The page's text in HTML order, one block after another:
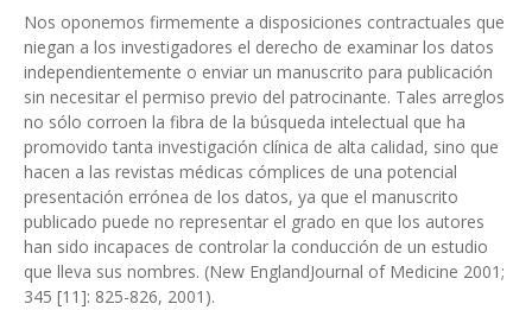
Nos oponemos firmemente a disposiciones contractuales que
niegan a los investigadores el derecho de examinar los datos
independientemente o enviar un manuscrito para publicación
sin necesitar el permiso previo del patrocinante. Tales arreglos
no sólo corroen la fibra de la búsqueda intelectual que ha
promovido tanta investigación clínica de alta calidad, sino que
hacen a las revistas médicas cómplices de una potencial
presentación errónea de los datos, ya que el manuscrito
publicado puede no representar el grado en que los autores
han sido incapaces de controlar la conducción de un estudio
que lleva sus nombres. (New EnglandJournal of Medicine 2001;
345 [11]: 825-826, 2001).